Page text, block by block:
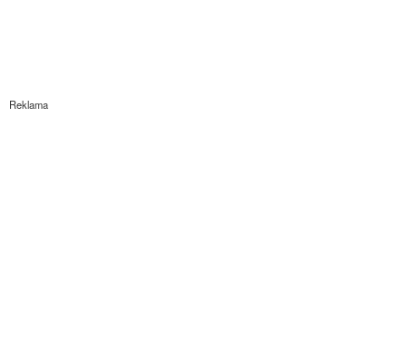
Reklama